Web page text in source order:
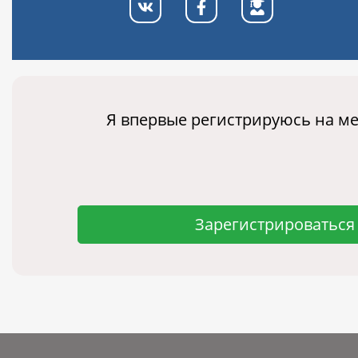
Я впервые регистрируюсь на
Зарегистрироваться